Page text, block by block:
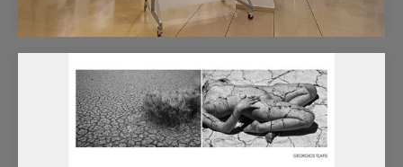
Συμμετοχή της Λέσχης μας σε ένα από τα
σημαντικότερα φωτογραφικά φεστιβάλ για
ακόμα μια φορά! PHOTOMETRIA ENTEYXIS 2022
1/11/2022